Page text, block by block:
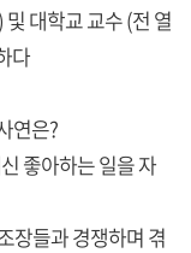
대학교 교수 (전 열
다
연은?
좋아하는 일을 자
장들과 경쟁하며 겪